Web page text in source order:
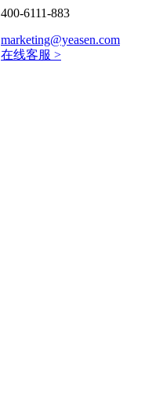
400-6111-883
marketing@yeasen.com
在线客服 >